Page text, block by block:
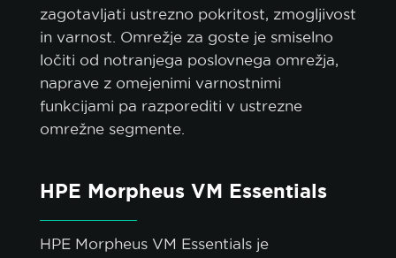
zagotavljati ustrezno pokritost, zmogljivost
in varnost. Omrežje za goste je smiselno
ločiti od notranjega poslovnega omrežja,
naprave z omejenimi varnostnimi
funkcijami pa razporediti v ustrezne
omrežne segmente.
HPE Morpheus VM Essentials
HPE Morpheus VM Essentials je